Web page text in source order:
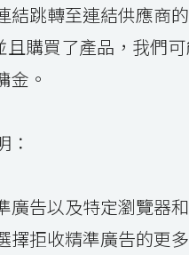
結跳轉至連結供應商的
且購買了產品，我們
金。
：
廣告以及特定瀏覽器
擇拒收精準廣告的更